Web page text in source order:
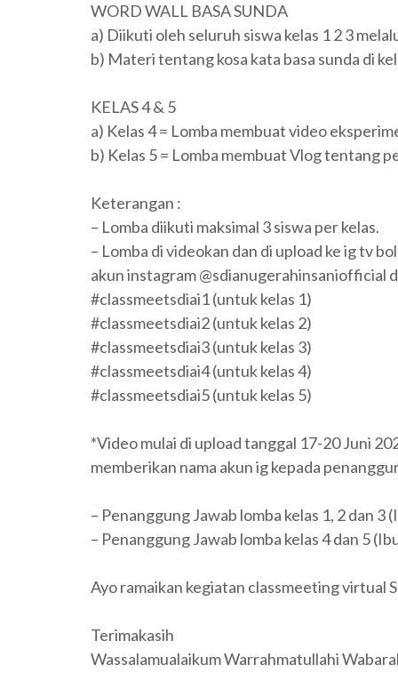
WORD WALL BASA SUNDA
a) Diikuti oleh seluruh siswa kelas 1 2 3
b) Materi tentang kosa kata basa sunda di
KELAS 4 & 5
a) Kelas 4 = Lomba membuat video
b) Kelas 5 = Lomba membuat Vlog tentang
Keterangan :
– Lomba diikuti maksimal 3 siswa per kelas.
– Lomba di videokan dan di upload ke ig tv
akun instagram @sdianugerahinsaniofficial
#classmeetsdiai1 (untuk kelas 1)
#classmeetsdiai2 (untuk kelas 2)
#classmeetsdiai3 (untuk kelas 3)
#classmeetsdiai4 (untuk kelas 4)
#classmeetsdiai5 (untuk kelas 5)
*Video mulai di upload tanggal 17-20 Juni
memberikan nama akun ig kepada
– Penanggung Jawab lomba kelas 1, 2 dan
– Penanggung Jawab lomba kelas 4 dan 5
Ayo ramaikan kegiatan classmeeting virtual
Terimakasih
Wassalamualaikum Warrahmatullahi